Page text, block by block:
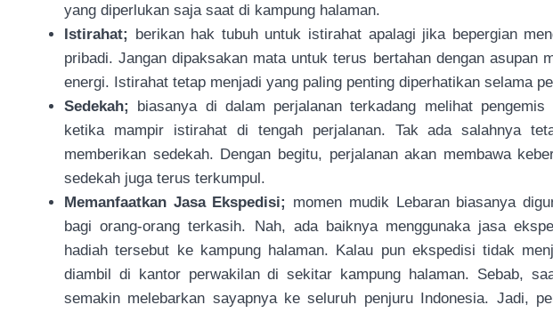
yang diperlukan saja saat di kampung halaman.
Istirahat;
berikan hak tubuh untuk istirahat apalagi jika bepergian
pribadi. Jangan dipaksakan mata untuk terus bertahan dengan asupan
energi. Istirahat tetap menjadi yang paling penting diperhatikan selama
Sedekah; biasanya di dalam perjalanan terkadang melihat
ketika mampir istirahat di tengah perjalanan. Tak ada salahnya
memberikan sedekah. Dengan begitu, perjalanan akan membawa
sedekah juga terus terkumpul.
Memanfaatkan Jasa Ekspedisi; momen mudik Lebaran biasanya
bagi orang-orang terkasih. Nah, ada baiknya menggunaka jasa
hadiah tersebut ke kampung halaman. Kalau pun ekspedisi tidak
diambil di kantor perwakilan di sekitar kampung halaman. Sebab,
semakin melebarkan sayapnya ke seluruh penjuru Indonesia. Jadi,